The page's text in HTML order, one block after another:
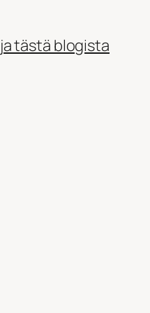
tästä blogista